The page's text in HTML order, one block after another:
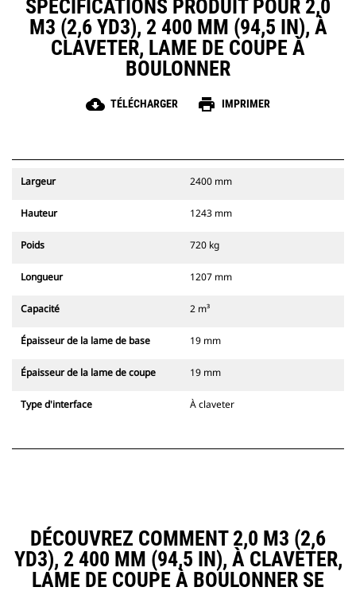
SPÉCIFICATIONS PRODUIT POUR 2,0
M3 (2,6 YD3), 2 400 MM (94,5 IN), À
CLAVETER, LAME DE COUPE À
BOULONNER
cloud_download TÉLÉCHARGER print IMPRIMER
Largeur 2400 mm
Hauteur 1243 mm
Poids 720 kg
Longueur 1207 mm
Capacité 2 m³
Épaisseur de la lame de base 19 mm
Épaisseur de la lame de coupe 19 mm
Type d'interface À claveter
DÉCOUVREZ COMMENT 2,0 M3 (2,6
YD3), 2 400 MM (94,5 IN), À CLAVETER,
LAME DE COUPE À BOULONNER SE